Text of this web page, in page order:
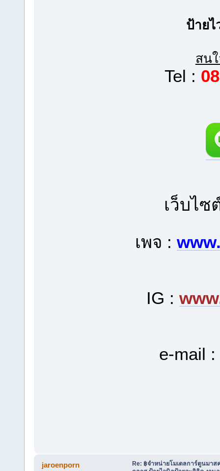
ป้าย
สน
Tel :
เว็บไ
เพจ :
IG :
e-mail :
jaroenporn
Re: ฿จำหน่ายโมเดลการ์ตูนมาส